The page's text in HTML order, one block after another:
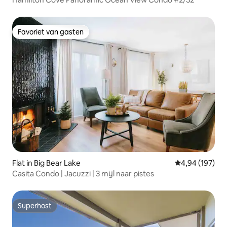
Favoriet van gasten
Favoriet van gasten
Flat in Big Bear Lake Gemiddelde
4,94 (197)
Casita Condo | Jacuzzi | 3 mijl naar pistes
Superhost
Superhost